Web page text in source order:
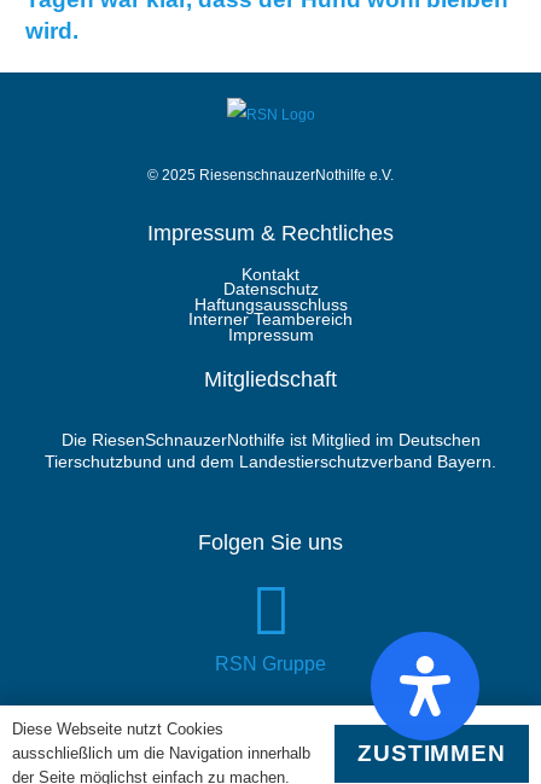
wird.
© 2025 RiesenschnauzerNothilfe e.V.
Impressum & Rechtliches
Kontakt
Datenschutz
Haftungsausschluss
Interner Teambereich
Impressum
Mitgliedschaft
Die RiesenSchnauzerNothilfe ist Mitglied im Deutschen
Tierschutzbund und dem Landestierschutzverband Bayern.
Folgen Sie uns
RSN Gruppe
Diese Webseite nutzt Cookies
ausschließlich um die Navigation innerhalb
der Seite möglichst einfach zu machen.
ZUSTIMMEN